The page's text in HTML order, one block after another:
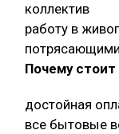
коллектив
работу в
Почему стоит
достойная
все бытовые